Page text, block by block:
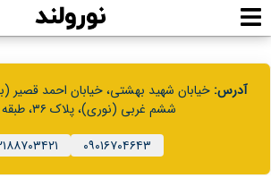
آدرس:خیابان شهید بهشتی، خیابان احمد قصیر
ششم غربی (نوری)، پلاک ۳۶، طبقه همکف
۰۹۰۱۶۷۰۴۶۴۳